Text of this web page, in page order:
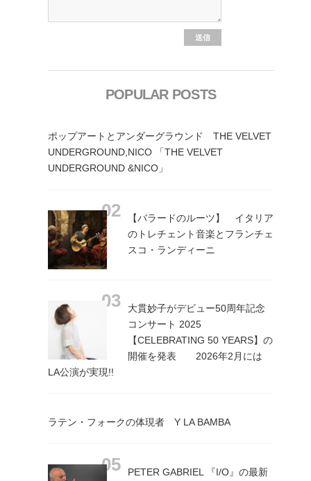
POPULAR POSTS
ポップアートとアンダーグラウンド THE VELVET
UNDERGROUND,NICO 「THE VELVET
UNDERGROUND &NICO」
【バラードのルーツ】 イタリア
のトレチェント音楽とフランチェ
スコ・ランディーニ
大貫妙子がデビュー50周年記念
コンサート 2025
【CELEBRATING 50 YEARS】の
開催を発表 2026年2月には
LA公演が実現!!
ラテン・フォークの体現者 Y LA BAMBA
PETER GABRIEL 『I/O』の最新